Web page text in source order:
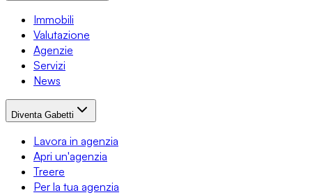
Immobili
Valutazione
Agenzie
Servizi
News
Diventa Gabetti
Lavora in agenzia
Apri un'agenzia
Treere
Per la tua agenzia